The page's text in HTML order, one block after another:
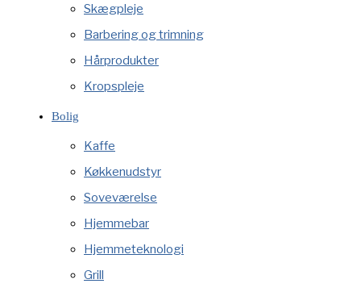
Skægpleje
Barbering og trimning
Hårprodukter
Kropspleje
Bolig
Kaffe
Køkkenudstyr
Soveværelse
Hjemmebar
Hjemmeteknologi
Grill